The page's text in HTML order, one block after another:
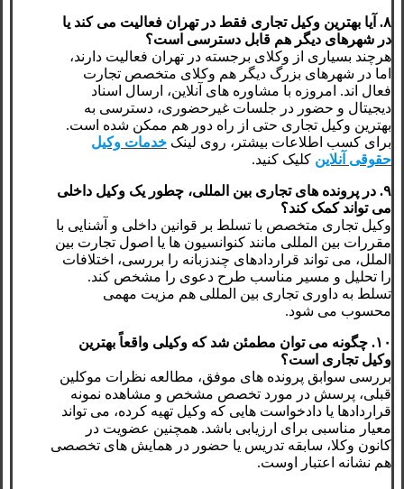
۸. آیا بهترین وکیل تجاری فقط در تهران فعالیت می کند یا
در شهرهای دیگر هم قابل دسترسی است؟
هرچند بسیاری از وکلای برجسته در تهران فعالیت دارند،
اما در شهرهای بزرگ دیگر هم وکلای متخصص تجارت
فعال اند. امروزه با مشاوره های آنلاین، ارسال اسناد
دیجیتال و حضور در جلسات غیرحضوری، دسترسی به
بهترین وکیل تجاری حتی از راه دور هم ممکن شده است.
برای کسب اطلاعات بیشتر، روی لینک خدمات وکیل
حقوقی آنلاین کلیک کنید.
۹. در پرونده های تجاری بین المللی، چطور یک وکیل داخلی
می تواند کمک کند؟
وکیل تجاری متخصص با تسلط بر قوانین داخلی و آشنایی با
مقررات بین المللی مانند کنوانسیون ها یا اصول تجارت بین
الملل، می تواند قراردادهای چندزبانه را بررسی، اختلافات
را تحلیل و مسیر مناسب طرح دعوی را مشخص کند.
تسلط به داوری تجاری بین المللی هم مزیت مهمی
محسوب می شود.
۱۰. چگونه می توان مطمئن شد که وکیلی واقعاً بهترین
وکیل تجاری است؟
بررسی سوابق پرونده های موفق، مطالعه نظرات موکلین
قبلی، پرسش در مورد تخصص مشخص و مشاهده نمونه
قراردادها یا دادخواست هایی که وکیل تهیه کرده، می تواند
معیار مناسبی برای ارزیابی باشد. همچنین عضویت در
کانون وکلا، سابقه تدریس یا حضور در همایش های تخصصی
هم نشانه اعتبار اوست.